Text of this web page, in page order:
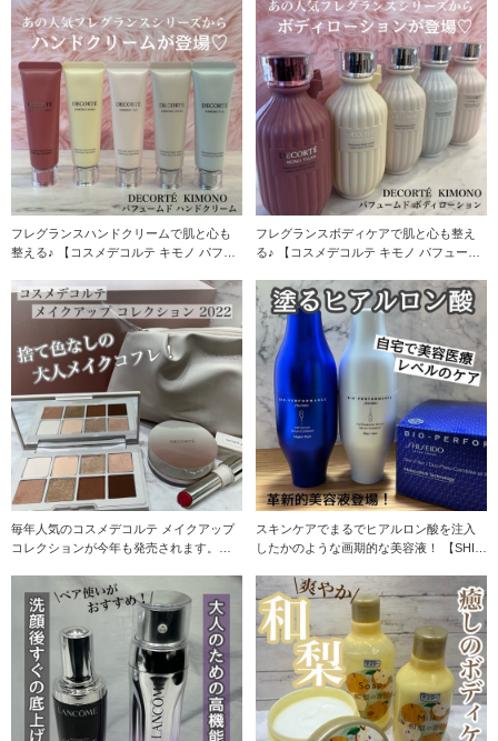
フレグランスハンドクリームで肌と心も
整える♪ 【コスメデコルテ キモノ パフュ
フレグランスボディケアで肌と心も整え
る♪ 【コスメデコルテ キモノ パフューム
毎年人気のコスメデコルテ メイクアップ
コレクションが今年も発売されます。
スキンケアでまるでヒアルロン酸を注入
したかのような画期的な美容液！ 【SHIS